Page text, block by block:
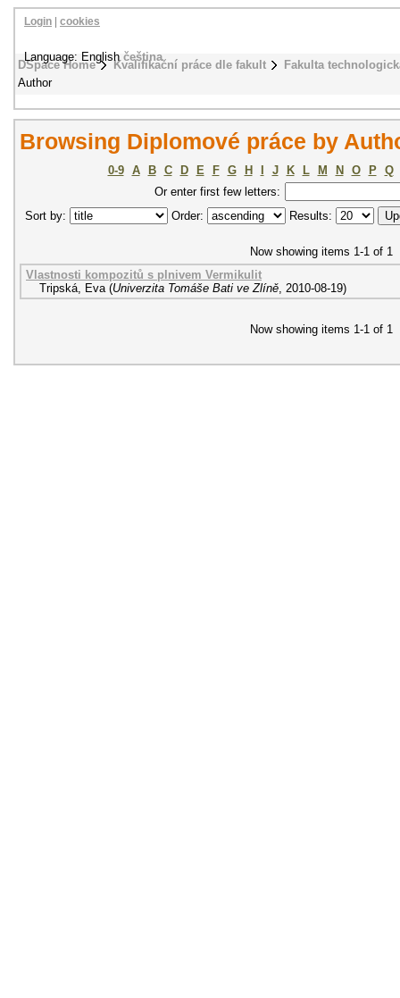
DSpace Home Kvalifikační práce dle fakult
Fakulta
Author
Login cookies
Language: Englishčeština
Browsing Diplomové práce by
0-9 A B C D E F G H J K L M N O P
Q
Or enter first few letters:
Sort by:
Order: Results:
Now showing items 1-1 of 1
Vlastnosti kompozitů s plnivem Vermikulit
Tripská, Eva (Univerzita Tomáše Bati ve Zlíně, 2010-08-19)
Now showing items 1-1 of 1